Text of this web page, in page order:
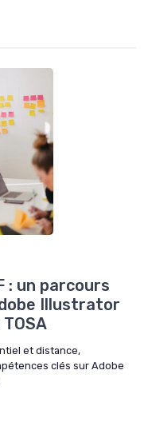
: un parcours
Illustrator
et distance,
clés sur Adobe